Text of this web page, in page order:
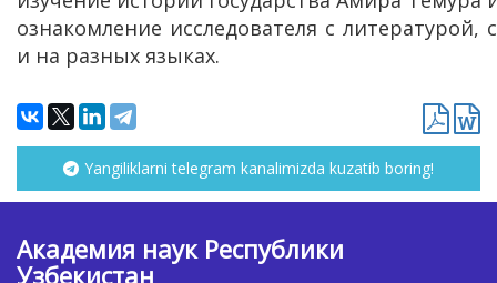
ознакомление исследователя с
и на разных языках.
Yangiliklarni telegram kanalimizda kuzatib boring!
Академия наук Республики
Узбекистан